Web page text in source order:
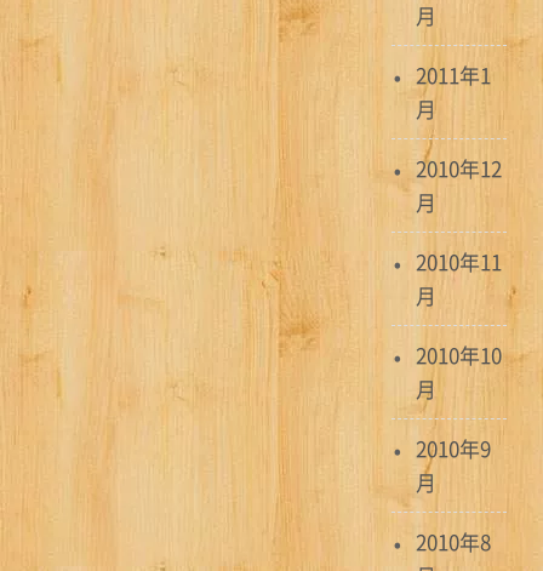
月
2011年1
月
2010年12
月
2010年11
月
2010年10
月
2010年9
月
2010年8